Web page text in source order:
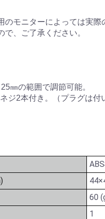
のモニターによっては実際
で、ご了承ください。
㎜の範囲で調節可能。
ジ2本付き。（プラグは付
60
1